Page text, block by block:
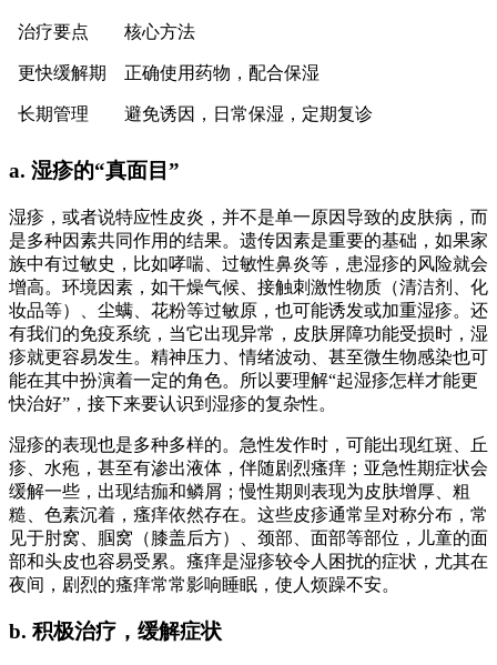
治疗要点 核心方法
更快缓解期 正确使用药物，配合保湿
长期管理 避免诱因，日常保湿，定期复诊
a. 湿疹的“真面目”
湿疹，或者说特应性皮炎，并不是单一原因导致的皮肤病，而
是多种因素共同作用的结果。遗传因素是重要的基础，如果家
族中有过敏史，比如哮喘、过敏性鼻炎等，患湿疹的风险就会
增高。环境因素，如干燥气候、接触刺激性物质（清洁剂、化
妆品等）、尘螨、花粉等过敏原，也可能诱发或加重湿疹。还
有我们的免疫系统，当它出现异常，皮肤屏障功能受损时，湿
疹就更容易发生。精神压力、情绪波动、甚至微生物感染也可
能在其中扮演着一定的角色。所以要理解“起湿疹怎样才能更
快治好”，接下来要认识到湿疹的复杂性。
湿疹的表现也是多种多样的。急性发作时，可能出现红斑、丘
疹、水疱，甚至有渗出液体，伴随剧烈瘙痒；亚急性期症状会
缓解一些，出现结痂和鳞屑；慢性期则表现为皮肤增厚、粗
糙、色素沉着，瘙痒依然存在。这些皮疹通常呈对称分布，常
见于肘窝、腘窝（膝盖后方）、颈部、面部等部位，儿童的面
部和头皮也容易受累。瘙痒是湿疹较令人困扰的症状，尤其在
夜间，剧烈的瘙痒常常影响睡眠，使人烦躁不安。
b. 积极治疗，缓解症状